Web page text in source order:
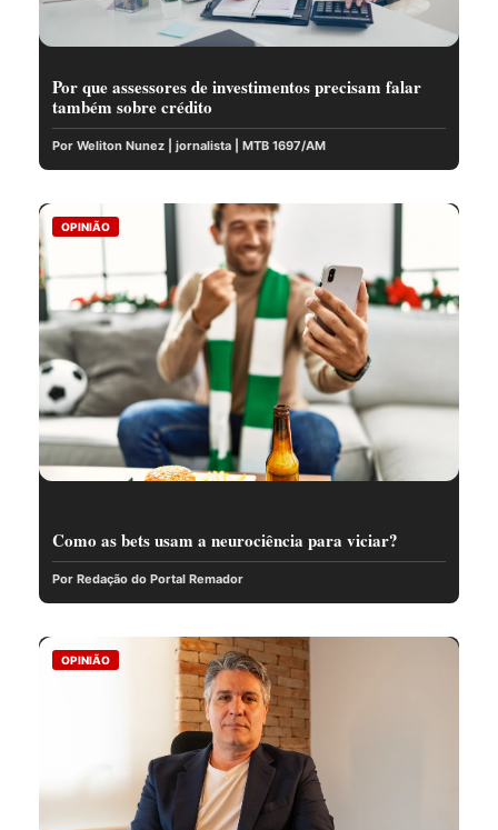
Por que assessores de investimentos precisam falar
também sobre crédito
Por Weliton Nunez | jornalista | MTB 1697/AM
OPINIÃO
Como as bets usam a neurociência para viciar?
Por Redação do Portal Remador
OPINIÃO